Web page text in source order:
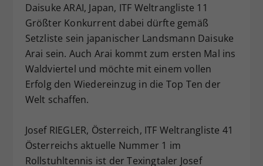
Daisuke ARAI, Japan, ITF Weltrangliste 11
Größter Konkurrent dabei dürfte gemäß
Setzliste sein japanischer Landsmann Daisuke
Arai sein. Auch Arai kommt zum ersten Mal ins
Waldviertel und möchte mit einem vollen
Erfolg den Wiedereinzug in die Top Ten der
Welt schaffen.
Josef RIEGLER, Österreich, ITF Weltrangliste 41
Österreichs aktuelle Nummer 1 im
Rollstuhltennis ist der Texingtaler Josef